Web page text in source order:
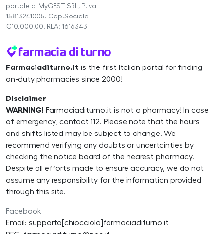
portale di MyGEST SRL, P.Iva
15813241005. Cap.Sociale
€10.000,00. REA: 1616343
Farmaciaditurno.it is the first Italian portal for finding
on-duty pharmacies since 2000!
Disclaimer
WARNING! Farmaciaditurno.it is not a pharmacy! In case
of emergency, contact 112. Please note that the hours
and shifts listed may be subject to change. We
recommend verifying any doubts or uncertainties by
checking the notice board of the nearest pharmacy.
Despite all efforts made to ensure accuracy, we do not
assume any responsibility for the information provided
through this site.
Facebook
Email: supporto[chiocciola]farmaciaditurno.it